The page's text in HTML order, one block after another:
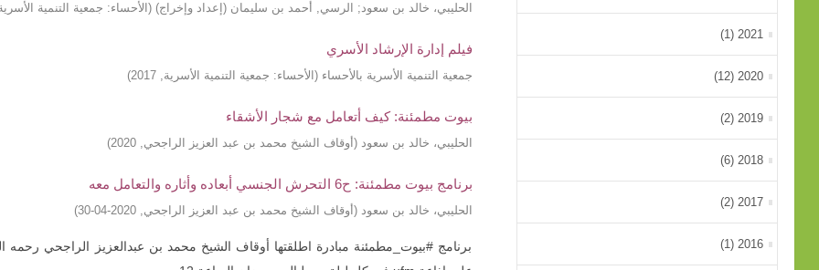
الحليبي، خالد بن سعود; الرسي, أحمد بن سليمان (إعداد وإخراج) ( الأحساء: جمعية التنمية
فيلم إدارة الإرشاد الأسري
جمعية التنمية الأسرية بالأحساء ( الأحساء: جمعية التنمية الأسرية,
2017
)
بيوت مطمئنة: كيف أتعامل مع شجار الأشقاء
الحليبي، خالد بن سعود (أوقاف الشيخ محمد بن عبد العزيز الراجحي,
2020
)
برنامج بيوت مطمئنة: ح6 التحرش الجنسي أبعاده وأثاره والتعامل معه
الحليبي، خالد بن سعود (أوقاف الشيخ محمد بن عبد العزيز الراجحي,
2020-04-30
)
برنامج #بيوت_مطمئنة مبادرة اطلقتها أوقاف الشيخ محمد بن عبدالعزيز الراجحي
2021 (1)
2020 (12)
2019 (2)
2018 (6)
2017 (2)
2016 (1)